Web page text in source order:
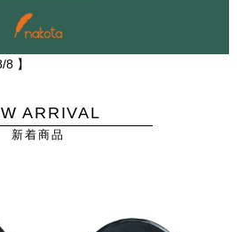
8】
ARRIVAL
新着商品